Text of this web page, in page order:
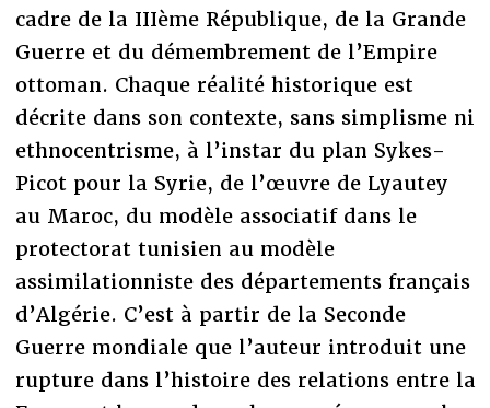
cadre de la IIIème République, de la Grande
Guerre et du démembrement de l’Empire
ottoman. Chaque réalité historique est
décrite dans son contexte, sans simplisme ni
ethnocentrisme, à l’instar du plan Sykes-
Picot pour la Syrie, de l’œuvre de Lyautey
au Maroc, du modèle associatif dans le
protectorat tunisien au modèle
assimilationniste des départements français
d’Algérie. C’est à partir de la Seconde
Guerre mondiale que l’auteur introduit une
rupture dans l’histoire des relations entre la